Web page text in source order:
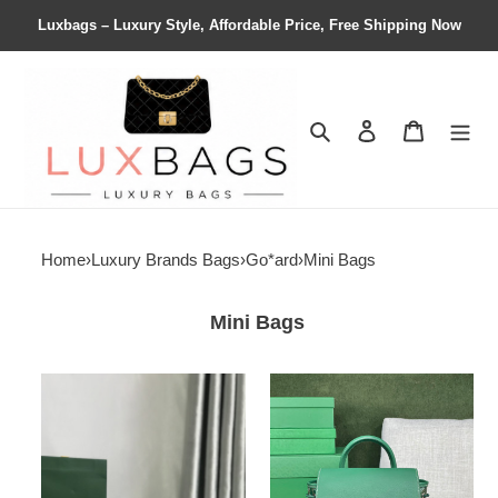
Luxbags – Luxury Style, Affordable Price, Free Shipping Now
Search Contact us
Home›Luxury Brands Bags›Go*ard›Mini Bags
Mini Bags
bag
Go*ard
mini
alpin
23
cm